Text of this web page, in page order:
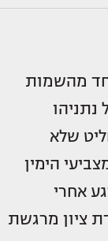
מהשמות
נתניהו
שלא
הימין
אחרי
ציון מרגשת